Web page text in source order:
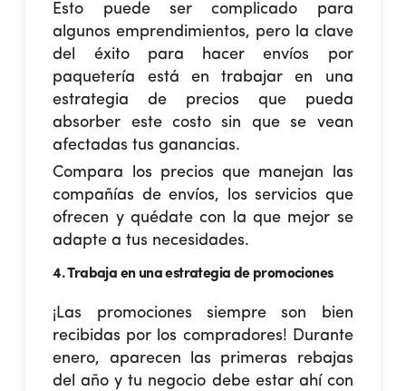
Esto puede ser complicado para
algunos emprendimientos, pero la clave
del éxito para
hacer envíos por
paquetería está en trabajar en una
estrategia de precios que pueda
absorber este costo sin que se vean
afectadas tus ganancias.
Compara los precios que manejan las
compañías de envíos, los servicios que
ofrecen y quédate con la que mejor se
adapte a tus necesidades.
4. Trabaja en una estrategia de promociones
¡Las promociones siempre son bien
recibidas por los compradores! Durante
enero, aparecen las primeras rebajas
del año y tu negocio debe estar ahí con